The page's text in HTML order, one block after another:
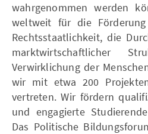
wahrgenommen werden
weltweit für die
Rechtsstaatlichkeit, die
marktwirtschaftlicher
Verwirklichung der
wir mit etwa 200
vertreten. Wir fördern
und engagierte
Das Politische